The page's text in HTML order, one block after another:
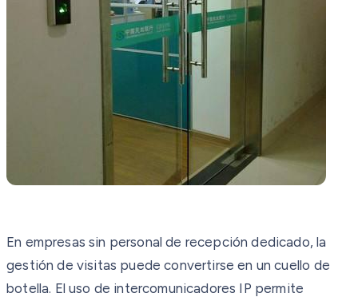
En empresas sin personal de recepción dedicado, la
gestión de visitas puede convertirse en un cuello de
botella. El uso de intercomunicadores IP permite